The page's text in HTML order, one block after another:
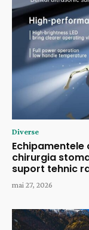
Diverse
chirurgia
suport tehnic
mai 27, 2026